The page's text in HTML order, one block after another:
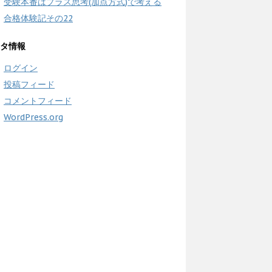
合格体験記その22
情報
ログイン
投稿フィード
コメントフィード
WordPress.org